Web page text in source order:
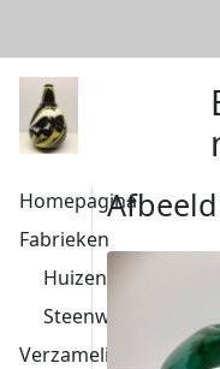
Homepagina
Fabrieken
Huizen
Steenwijk
Verzameling